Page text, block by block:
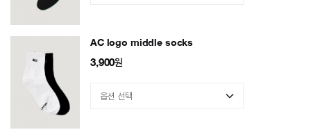
AC logo middle socks
3,900원